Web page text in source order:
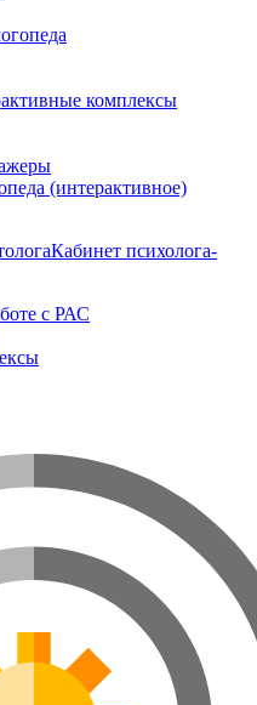
комплексы
(интерактивное)
Кабинет психолога-
с РАС